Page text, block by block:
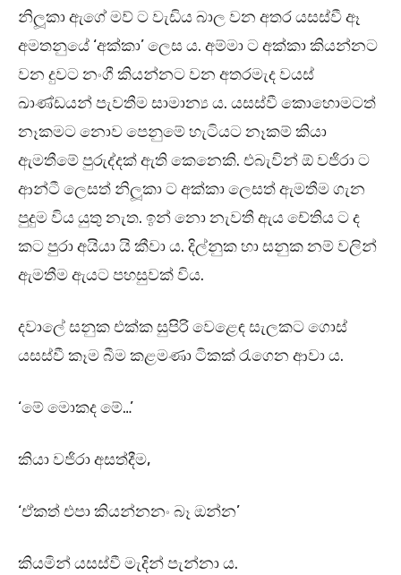
නිලූකා ඇගේ මව් ට වැඩිය බාල වන අතර යසස්වී ඈ
අමතනුයේ ‘අක්කා’ ලෙස ය. අම්මා ට අක්කා කියන්නට
වන දුවට නංගී කියන්නට වන අතරමැද වයස්
ඛාණ්ඩයන් පැවතීම සාමාන්‍ය ය. යසස්වී කොහොමටත්
නෑකමට නොව පෙනුමේ හැටියට නෑකම් කියා
ඇමතීමේ පුරුද්දක් ඇති කෙනෙකි. එබැවින් ඕ වජිරා ට
ආන්ටී ලෙසත් නිලූකා ට අක්කා ලෙසත් ඇමතීම ගැන
පුදුම විය යුතු නැත. ඉන් නො නැවතී ඇය චේතිය ට ද
කට පුරා අයියා යි කීවා ය. දිල්නුක හා සනුක නම් වලින්
ඇමතීම ඇයට පහසුවක් විය.
දවාලේ සනුක එක්ක සුපිරි වෙළෙඳ සැලකට ගොස්
යසස්වී කෑම බීම කළමණා ටිකක් රැගෙන ආවා ය.
‘මේ මොකද මේ…’
කියා වජිරා අසත්දීම,
‘ඒකත් එපා කියන්නනං බෑ ඔන්න’
කියමින් යසස්වී මැදින් පැන්නා ය.